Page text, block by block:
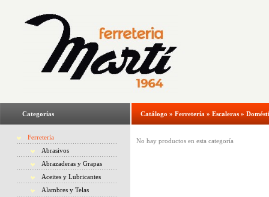
Categorías
Ferretería
Abrasivos
Abrazaderas y Grapas
Aceites y Lubricantes
Alambres y Telas
Catálogo » Ferretería » Escaleras »
No hay productos en esta categoría